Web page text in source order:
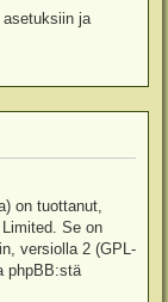
ja
on tuottanut,
. Se on
versiolla 2 (GPL-
phpBB:stä